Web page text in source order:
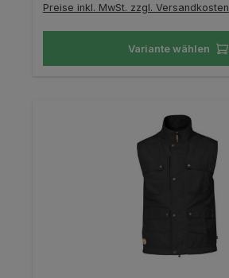
Preise inkl. MwSt. zzgl. Versandkosten
Variante wählen